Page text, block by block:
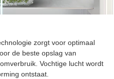
zorgt voor optimaal
de beste opslag van
Vochtige lucht wordt
ontstaat.